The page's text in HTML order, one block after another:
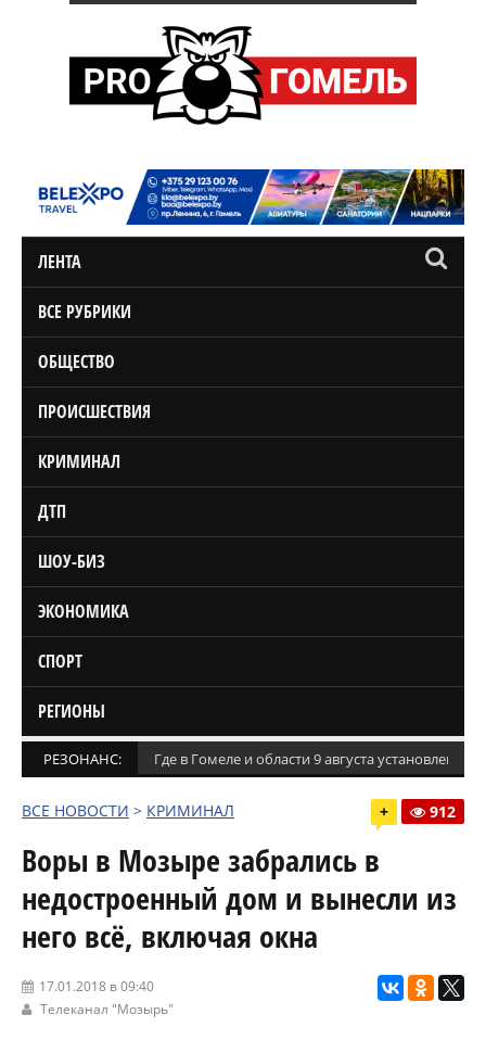
ЛЕНТА
ВСЕ РУБРИКИ
ОБЩЕСТВО
ПРОИСШЕСТВИЯ
КРИМИНАЛ
ДТП
ШОУ-БИЗ
ЭКОНОМИКА
СПОРТ
РЕГИОНЫ
РЕЗОНАНС: Где в Гомеле и области 9 августа установлены
ВСЕ НОВОСТИ > КРИМИНАЛ + 912
Воры в Мозыре забрались в
недостроенный дом и вынесли из
него всё, включая окна
17.01.2018 в 09:40
Телеканал "Мозырь"